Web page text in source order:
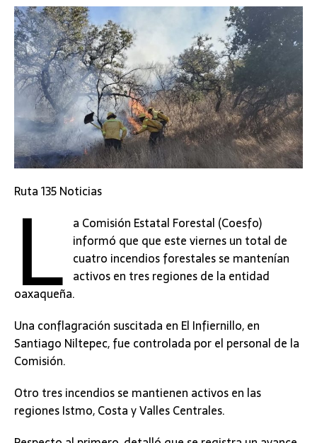
Ruta 135 Noticias
L a Comisión Estatal Forestal (Coesfo)
informó que que este viernes un total de
cuatro incendios forestales se mantenían
activos en tres regiones de la entidad
oaxaqueña.
Una conflagración suscitada en El Infiernillo, en
Santiago Niltepec, fue controlada por el personal de la
Comisión.
Otro tres incendios se mantienen activos en las
regiones Istmo, Costa y Valles Centrales.